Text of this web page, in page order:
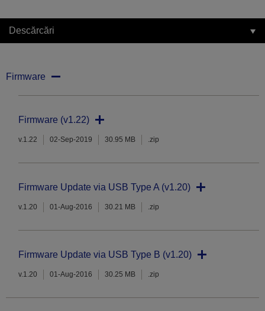
Descărcări
Firmware
Firmware (v1.22)
v.1.22 02-Sep-2019 30.95 MB .zip
Firmware Update via USB Type A (v1.20)
v.1.20 01-Aug-2016 30.21 MB .zip
Firmware Update via USB Type B (v1.20)
v.1.20 01-Aug-2016 30.25 MB .zip